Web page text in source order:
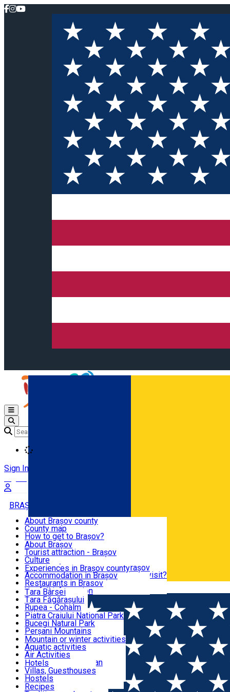
Română
Open main menu
Sign In
BRAȘOV COUNTY
BRAȘOV
EXPERIENCES
DESTINATIONS
NATURE
ACTIVE TOURISM
ACCOMMODATION
CULTURAL HERITAGE
About Brașov county
County map
How to get to Brașov?
Tourist Information Centers
Tourist Guides
Brașov Tourism Recommendations
Historical tourist attractions
What would a local recommend to visit?
Tourism news Brașov
Restaurants
About Brașov
Tourist attraction - Brașov
Culture
Tourist Information Center - Brașov
Accommodation in Brașov
Restaurants in Brasov
Usefull information
Experiences in Brașov county
Țara Bârsei
Țara Făgărașului
Rupea - Cohalm
ECO Destinations
Piatra Craiului National Park
Bucegi Natural Park
Perșani Mountains
Făgăraș Mountains
Postăvarul Peak
Măgura Codlei
Ciucaș Mountains
Protected areas
Other natural attractions
Speoturism
Mountain or winter activities
Aquatic activities
Air Activities
Adventure, Equestrian
Cycling, Running
Other activities
Hotels
Villas, Guesthouses
Hostels
Cottages
Recipes